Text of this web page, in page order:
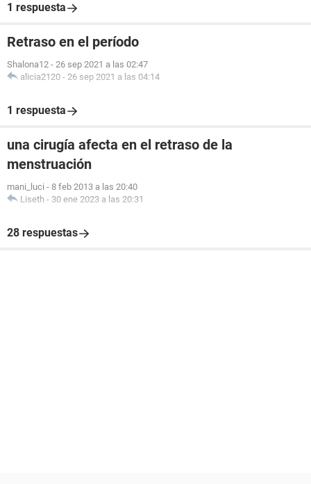
1 respuesta
Retraso en el período
Shalona12 - 26 sep 2021 a las 02:47
alicia2120 - 26 sep 2021 a las 04:14
1 respuesta
una cirugía afecta en el retraso de la
menstruación
mani_luci - 8 feb 2013 a las 20:40
Liseth - 30 ene 2023 a las 20:31
28 respuestas